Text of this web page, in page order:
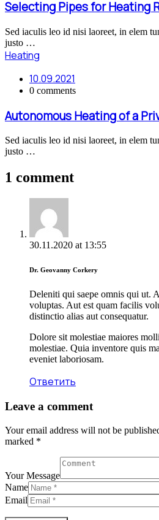
Selecting Pipes for Heating
Sed iaculis leo id nisi laoreet, in elem
justo …
Heating
10.09.2021
0 comments
Autonomous Heating of a
Sed iaculis leo id nisi laoreet, in elem
justo …
1 comment
30.11.2020 at 13:55
Dr. Geovanny Corkery
Deleniti qui saepe omnis qui ut.
voluptas. Aut est quam facilis
distinctio alias aut consequatur.
Dolore sit molestiae maiores
molestiae. Quia inventore quis
eveniet laboriosam.
Ответить
Leave a comment
Your email address will not be
marked *
Your Message
Name
Email